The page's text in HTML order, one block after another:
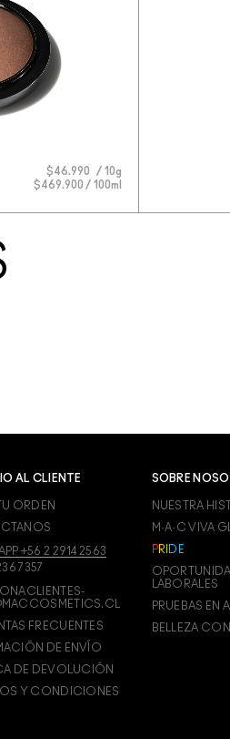
$46.990
10g
$469.900 / 100ml
AL CLIENTE
ORDEN
+56 2 2914 2563
7357
FRECUENTES
DE ENVÍO
DE DEVOLUCIÓN
Y CONDICIONES
SOBRE
NUESTRA
M·A·C VIVA
PR D E
LABORALES
PRUEBAS EN
BELLEZA